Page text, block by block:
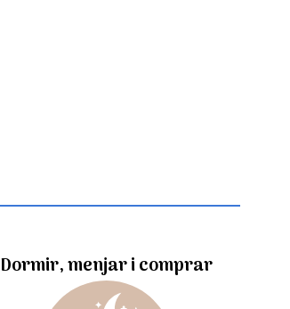
Dormir, menjar i comprar